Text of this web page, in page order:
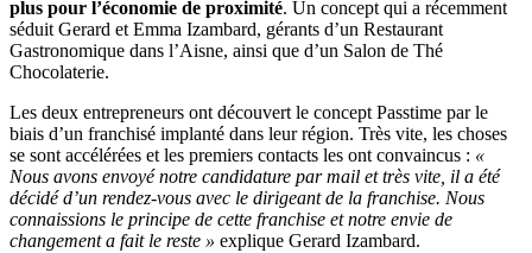
plus pour l’économie de proximité. Un concept qui a récemment
séduit Gerard et Emma Izambard, gérants d’un Restaurant
Gastronomique dans l’Aisne, ainsi que d’un Salon de Thé
Chocolaterie.
Les deux entrepreneurs ont découvert le concept Passtime par le
biais d’un franchisé implanté dans leur région. Très vite, les choses
se sont accélérées et les premiers contacts les ont convaincus : «
Nous avons envoyé notre candidature par mail et très vite, il a été
décidé d’un rendez-vous avec le dirigeant de la franchise. Nous
connaissions le principe de cette franchise et notre envie de
changement a fait le reste » explique Gerard Izambard.